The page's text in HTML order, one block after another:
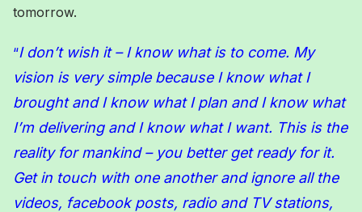
tomorrow.
“I don’t wish it – I know what is to come. My
vision is very simple because I know what I
brought and I know what I plan and I know what
I’m delivering and I know what I want. This is the
reality for mankind – you better get ready for it.
Get in touch with one another and ignore all the
videos, facebook posts, radio and TV stations,